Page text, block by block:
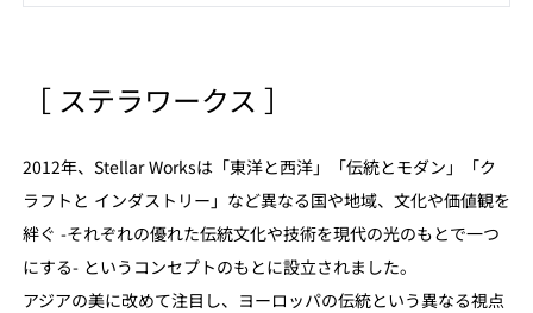
［ ステラワークス ］
2012年、Stellar Worksは「東洋と西洋」「伝統とモダン」「ク
ラフトと インダストリー」など異なる国や地域、文化や価値観を
絆ぐ -それぞれの優れた伝統文化や技術を現代の光のもとで一つ
にする- というコンセプトのもとに設立されました。
アジアの美に改めて注目し、ヨーロッパの伝統という異なる視点